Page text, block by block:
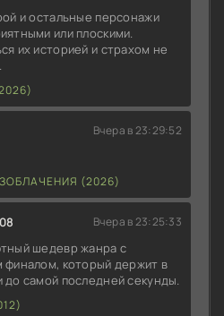
и остальные персонажи
или плоскими.
их историей и страхом не
Вчера в 23:29:52
(2026)
Вчера в 23:25:33
шедевр жанра с
финалом, который держит в
до самой последней секунды.